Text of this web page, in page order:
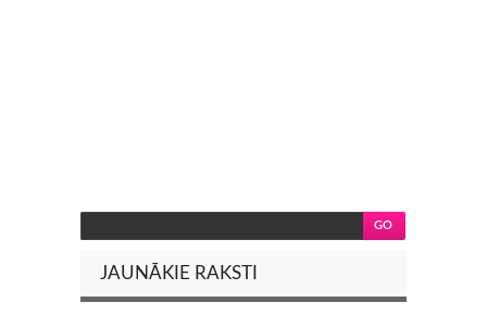
JAUNĀKIE RAKSTI